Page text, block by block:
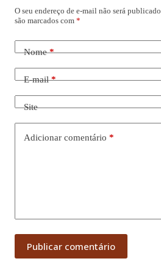
O seu endereço de e-mail não será publicado.
são marcados com *
Nome*
E-mail*
Site
Adicionar comentário *
Publicar comentário